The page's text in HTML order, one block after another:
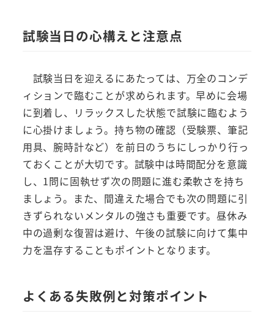
試験当日の心構えと注意点
試験当日を迎えるにあたっては、万全のコンデ
ィションで臨むことが求められます。早めに会場
に到着し、リラックスした状態で試験に臨むよう
に心掛けましょう。持ち物の確認（受験票、筆記
用具、腕時計など）を前日のうちにしっかり行っ
ておくことが大切です。試験中は時間配分を意識
し、1問に固執せず次の問題に進む柔軟さを持ち
ましょう。また、間違えた場合でも次の問題に引
きずられないメンタルの強さも重要です。昼休み
中の過剰な復習は避け、午後の試験に向けて集中
力を温存することもポイントとなります。
よくある失敗例と対策ポイント